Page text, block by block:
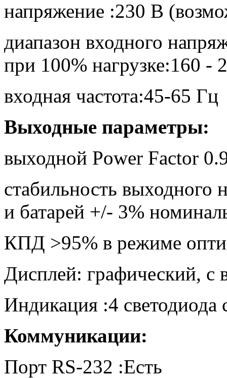
напряжение :230 В
диапазон входного
при 100% нагрузке:160 -
входная частота:45-65 Гц
Выходные параметры:
выходной Power Factor
стабильность выходного
и батарей +/- 3%
КПД >95% в режиме
Дисплей: графический, с
Индикация :4
Коммуникации:
Порт RS-232 :Есть